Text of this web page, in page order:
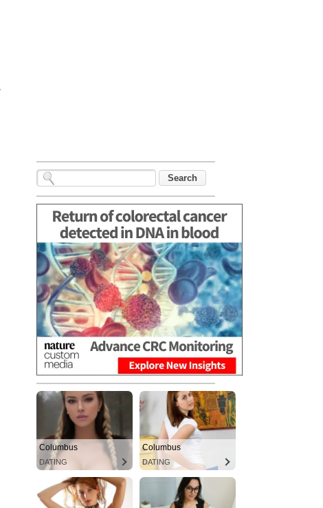
Columbus
DATING
Columbus
DATING